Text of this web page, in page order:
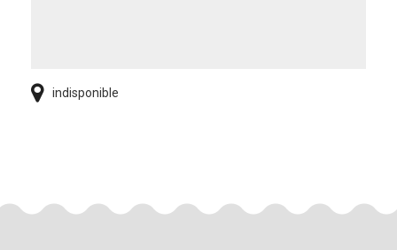
indisponible